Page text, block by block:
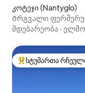
კოტეჯი (Nantyglo)
Მრგვალი
მდებარეობა ·
სტუმართა რჩეული
სტუმართა